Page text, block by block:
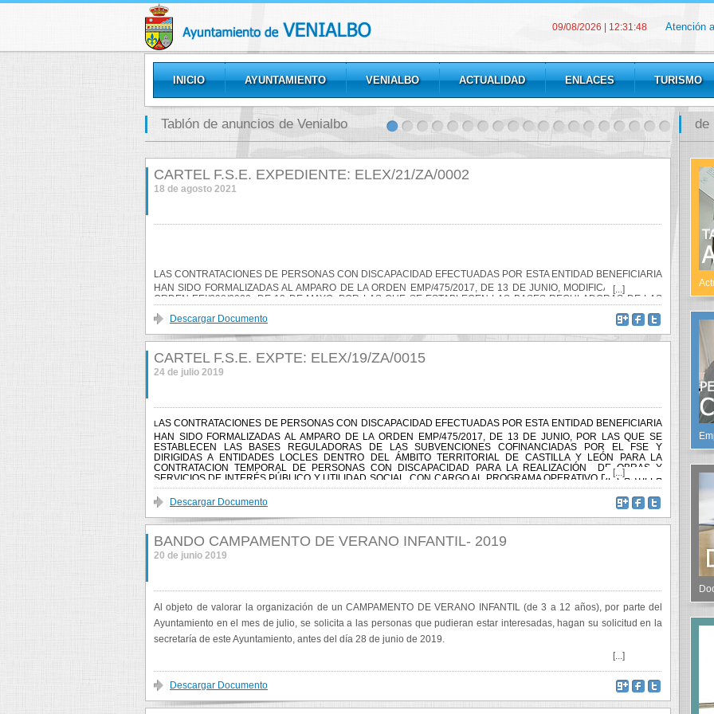
09/08/2026 12:31:49 Atención
INICIO AYUNTAMIENTO VENIALBO ACTUALIDAD ENLACES TURISMO
GALERÍAS
Tablón de anuncios de Venialbo
CARTEL F.S.E. EXPEDIENTE: ELEX/21/ZA/0002
18 de agosto 2021
LAS CONTRATACIONES DE PERSONAS CON DISCAPACIDAD EFECTUADAS POR ESTA ENTIDAD BENEFICIARIA
HAN SIDO FORMALIZADAS AL AMPARO DE LA ORDEN EMP/475/2017, DE 13 DE JUNIO, MODIFICADA POR LA
ORDEN EEI/398/2020, DE 12 DE MAYO, POR LAS QUE SE ESTABLECEN LAS BASES REGULADORAS DE LAS
TERRITORIAL DE CASTILLA Y LEÓN PARA LA CONTRATACION TEMPORAL DE PERSONAS CON DISCAPACIDAD
PARA LA REALIZACIÓN DE OBRAS Y SERVICIOS DE INTERÉS PÚBLICO Y UTILIDAD SOCIAL, CON CARGO AL
PROGRAMA OPERATIVO DE CASTILLA Y LEÓN 2014-2020
[...]
Descargar Documento
CARTEL F.S.E. EXPTE: ELEX/19/ZA/0015
24 de julio 2019
L AS CONTRATACIONES DE PERSONAS CON DISCAPACIDAD EFECTUADAS POR ESTA ENTIDAD BENEFICIARIA
HAN SIDO FORMALIZADAS AL AMPARO DE LA ORDEN EMP/475/2017, DE 13 DE JUNIO, POR LAS QUE SE
ESTABLECEN LAS BASES REGULADORAS DE LAS SUBVENCIONES COFINANCIADAS POR EL FSE Y
DIRIGIDAS A ENTIDADES LOCLES DENTRO DEL ÁMBITO TERRITORIAL DE CASTILLA Y LEÓN PARA LA
CONTRATACION TEMPORAL DE PERSONAS CON DISCAPACIDAD PARA LA REALIZACIÓN DE OBRAS Y
SERVICIOS DE INTERÉS PÚBLICO Y UTILIDAD SOCIAL, CON CARGO AL PROGRAMA OPERATIVO DE CASTILLA
Y LEÓN 2014-2020
[...]
Descargar Documento
BANDO CAMPAMENTO DE VERANO INFANTIL- 2019
20 de junio 2019
Al objeto de valorar la organización de un CAMPAMENTO DE VERANO INFANTIL (de 3 a 12 años), por parte del
Ayuntamiento en el mes de julio, se solicita a las personas que pudieran estar interesadas, hagan su solicitud en la
secretaría de este Ayuntamiento, antes del día 28 de junio de 2019.
[...]
Descargar Documento
30
30
S.L.
22
Por
en
22/
del
Venialbo G+
Share on Facebook
Twittear
Venialbo G+
Share on Facebook
Twittear
Venialbo G+
Share on Facebook
Twittear
Venialbo G+
Share on
Twittear
Venialbo G+
Share on
Twittear
Venialbo G+
de